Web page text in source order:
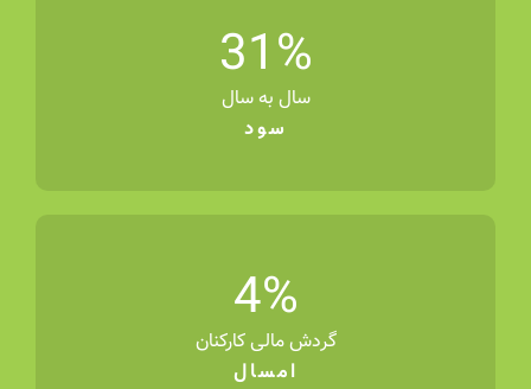
31%
سال به سال
سود
4%
گردش مالی کارکنان
امسال